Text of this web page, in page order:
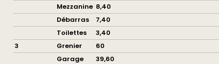
Mezzanine 8,40
Débarras
7,40
Toilettes
3,40
3
Grenier
60
Garage
39,60